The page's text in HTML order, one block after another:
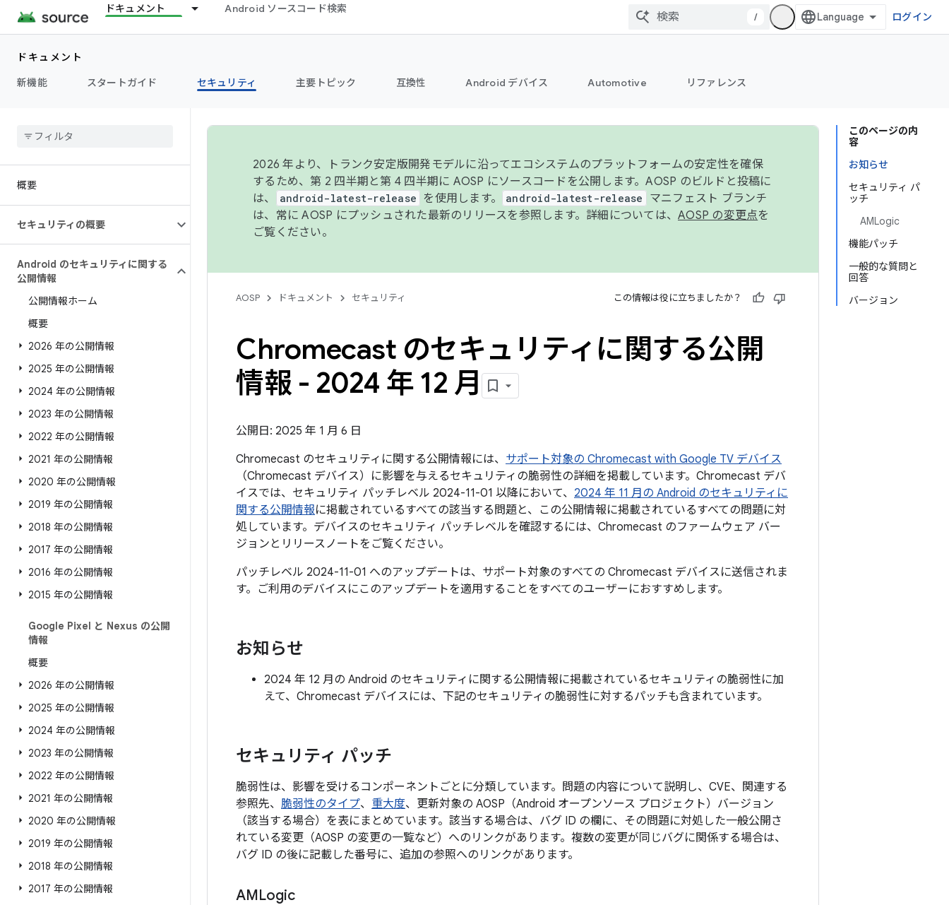
ドキュメント Android ソースコード検索
/ ログイン
ドキュメント
新機能
スタートガイド セキュリティ 主要トピック 互換性 Android デバイス Automotive リファレンス
概要
セキュリティの概要
Android のセキュリティに関する
公開情報
公開情報ホーム
概要
2026 年の公開情報
2025 年の公開情報
2024 年の公開情報
2023 年の公開情報
2022 年の公開情報
2021 年の公開情報
2020 年の公開情報
2019 年の公開情報
2018 年の公開情報
2017 年の公開情報
2016 年の公開情報
2015 年の公開情報
Google Pixel と Nexus の公開
情報
概要
2026 年の公開情報
2025 年の公開情報
2024 年の公開情報
2023 年の公開情報
2022 年の公開情報
2021 年の公開情報
2020 年の公開情報
2019 年の公開情報
2018 年の公開情報
2017 年の公開情報
このページの内
容
お知らせ
セキュリティ パ
ッチ
AMLogic
機能パッチ
一般的な質問と
回答
バージョン
2026 年より、トランク安定版開発モデルに沿ってエコシステムのプラットフォームの安定性を確保
するため、第 2 四半期と第 4 四半期に AOSP にソースコードを公開します。AOSP のビルドと投稿に
は、
android-latest-release を使用します。 android-latest-release
マニフェスト ブランチ
は、常に AOSP にプッシュされた最新のリリースを参照します。詳細については、 AOSP の変更点を
ご覧ください。
AOSP ドキュメント セキュリティ この情報は役に立ちましたか？
Chromecast のセキュリティに関する公開
情報 - 2024 年 12 月
公開日: 2025 年 1 月 6 日
Chromecast のセキュリティに関する公開情報には、 サポート対象の Chromecast with Google TV デバイス
（Chromecast デバイス）に影響を与えるセキュリティの脆弱性の詳細を掲載しています。Chromecast デバ
イスでは、セキュリティ パッチレベル 2024-11-01 以降において、 2024 年 11 月の Android のセキュリティに
関する公開情報に掲載されているすべての該当する問題と、この公開情報に掲載されているすべての問題に対
処しています。デバイスのセキュリティ パッチレベルを確認するには、Chromecast のファームウェア バー
ジョンとリリースノートをご覧ください。
パッチレベル 2024-11-01 へのアップデートは、サポート対象のすべての Chromecast デバイスに送信されま
す。ご利用のデバイスにこのアップデートを適用することをすべてのユーザーにおすすめします。
お知らせ
2024 年 12 月の Android のセキュリティに関する公開情報に掲載されているセキュリティの脆弱性に加
えて、Chromecast デバイスには、下記のセキュリティの脆弱性に対するパッチも含まれています。
セキュリティ パッチ
脆弱性は、影響を受けるコンポーネントごとに分類しています。問題の内容について説明し、CVE、関連する
参照先、 脆弱性のタイプ、 重大度、更新対象の AOSP（Android オープンソース プロジェクト）バージョン
（該当する場合）を表にまとめています。該当する場合は、バグ ID の欄に、その問題に対処した一般公開さ
れている変更（AOSP の変更の一覧など）へのリンクがあります。複数の変更が同じバグに関係する場合は、
バグ ID の後に記載した番号に、追加の参照へのリンクがあります。
AMLogic